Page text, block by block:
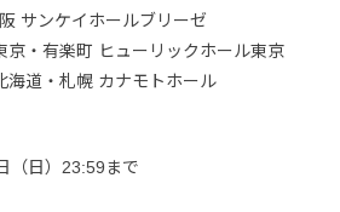
サンケイホールブリーゼ
京・有楽町 ヒューリックホール東京
海道・札幌 カナモトホール
（日）23:59まで